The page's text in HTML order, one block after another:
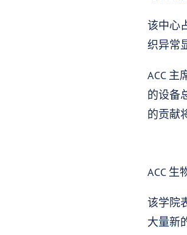
该中心
织异常
ACC 主
的设备
的贡献
ACC 生
该学院
大量新